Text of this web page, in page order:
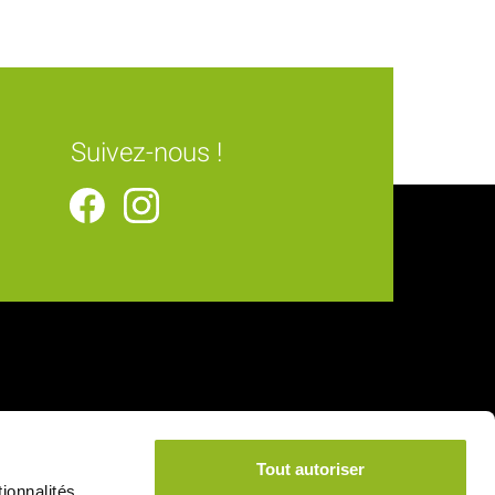
Tout autoriser
Suivez-nous !